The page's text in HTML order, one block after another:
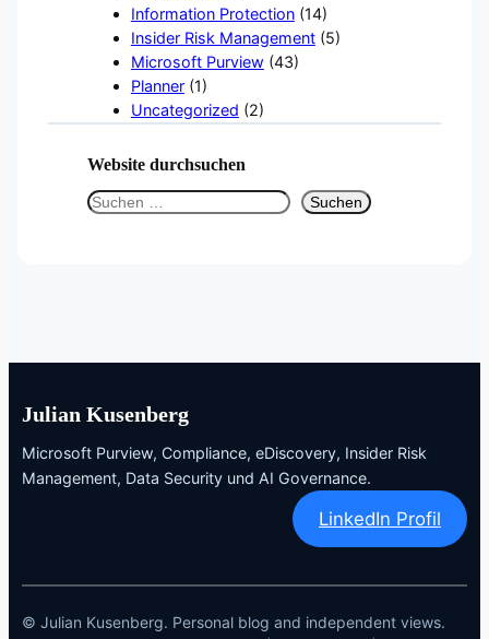
Information Protection(14)
Insider Risk Management(5)
Microsoft Purview (43)
Planner(1)
Uncategorized (2)
Website durchsuchen
S
Suchen
Julian Kusenberg
Microsoft Purview, Compliance, eDiscovery, Insider Risk
Management, Data Security und AI Governance.
LinkedIn Profil
© Julian Kusenberg. Personal blog and independent views.